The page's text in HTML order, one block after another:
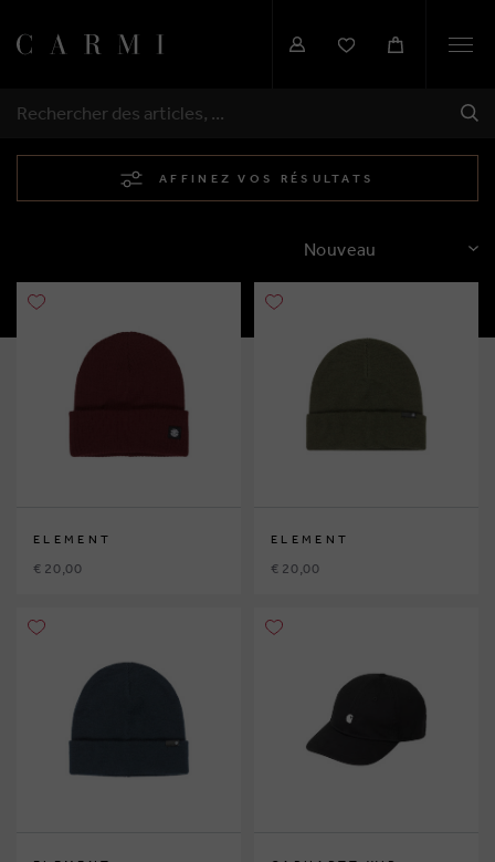
RECHERCHER
AFFINEZ VOS RÉSULTATS
TRIER
ELEMENT
€ 20,00
ELEMENT
€ 20,00